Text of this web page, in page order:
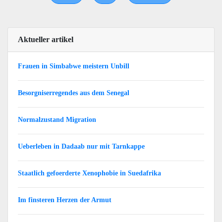
Aktueller artikel
Frauen in Simbabwe meistern Unbill
Besorgniserregendes aus dem Senegal
Normalzustand Migration
Ueberleben in Dadaab nur mit Tarnkappe
Staatlich gefoerderte Xenophobie in Suedafrika
Im finsteren Herzen der Armut